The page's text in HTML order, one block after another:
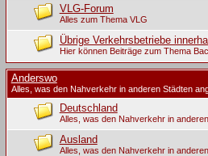
VLG-Forum
Alles zum Thema VLG
Übrige Verkehrsbetriebe
Hier können Beiträge zum Thema
Anderswo
Alles, was den Nahverkehr in anderen Städten
Deutschland
Alles, was den Nahverkehr in
Ausland
Alles, was den Nahverkehr in